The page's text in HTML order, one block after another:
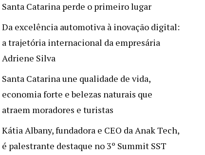
Santa Catarina perde o primeiro lugar
Da excelência automotiva à inovação digital:
a trajetória internacional da empresária
Adriene Silva
Santa Catarina une qualidade de vida,
economia forte e belezas naturais que
atraem moradores e turistas
Kátia Albany, fundadora e CEO da Anak Tech,
é palestrante destaque no 3º Summit SST